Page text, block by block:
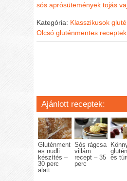
sós aprósütemények tojás
Kategória: Klasszikusok
Olcsó gluténmentes receptek
Ajánlott receptek:
Gluténment
es nudli
készítés –
30 perc
alatt
Sós rágcsa
villám
recept – 35
perc
es